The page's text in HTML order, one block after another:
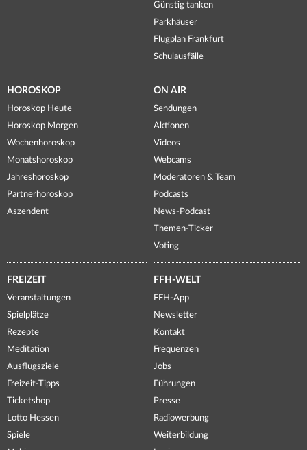
Günstig tanken
Parkhäuser
Flugplan Frankfurt
Schulausfälle
HOROSKOP
Horoskop Heute
Horoskop Morgen
Wochenhoroskop
Monatshoroskop
Jahreshoroskop
Partnerhoroskop
Aszendent
ON AIR
Sendungen
Aktionen
Videos
Webcams
Moderatoren & Team
Podcasts
News-Podcast
Themen-Ticker
Voting
FREIZEIT
Veranstaltungen
Spielplätze
Rezepte
Meditation
Ausflugsziele
Freizeit-Tipps
Ticketshop
Lotto Hessen
Spiele
FFH-WELT
FFH-App
Newsletter
Kontakt
Frequenzen
Jobs
Führungen
Presse
Radiowerbung
Weiterbildung